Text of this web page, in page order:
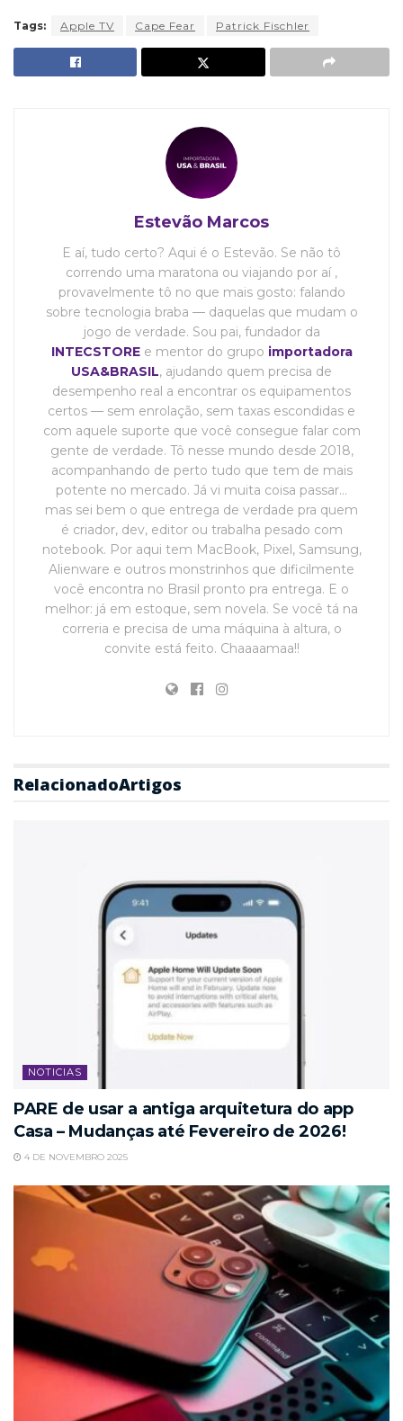
Tags: Apple TV Cape Fear Patrick Fischler
Estevão Marcos
E aí, tudo certo? Aqui é o Estevão. Se não tô
correndo uma maratona ou viajando por aí ,
provavelmente tô no que mais gosto: falando
sobre tecnologia braba — daquelas que mudam o
jogo de verdade. Sou pai, fundador da
INTECSTOREe mentor do grupo importadora
USA&BRASIL, ajudando quem precisa de
desempenho real a encontrar os equipamentos
certos — sem enrolação, sem taxas escondidas e
com aquele suporte que você consegue falar com
gente de verdade. Tô nesse mundo desde 2018,
acompanhando de perto tudo que tem de mais
potente no mercado. Já vi muita coisa passar…
mas sei bem o que entrega de verdade pra quem
é criador, dev, editor ou trabalha pesado com
notebook. Por aqui tem MacBook, Pixel, Samsung,
Alienware e outros monstrinhos que dificilmente
você encontra no Brasil pronto pra entrega. E o
melhor: já em estoque, sem novela. Se você tá na
correria e precisa de uma máquina à altura, o
convite está feito. Chaaaamaa!!
RelacionadoArtigos
NOTICIAS
PARE de usar a antiga arquitetura do app
Casa – Mudanças até Fevereiro de 2026!
4 DE NOVEMBRO 2025